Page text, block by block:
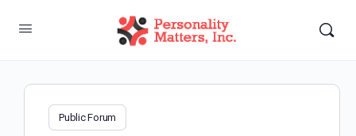
Public Forum